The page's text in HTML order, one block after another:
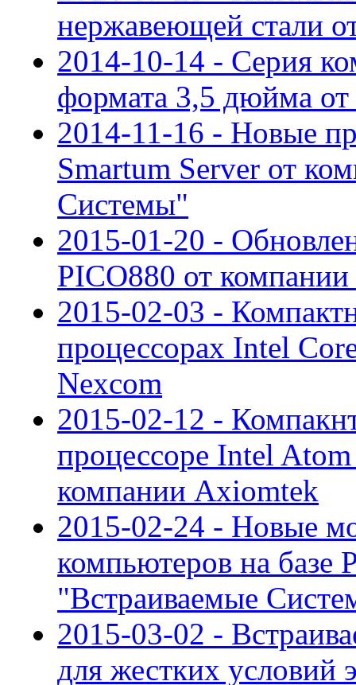
нержавеющей стали
2014-10-14 - Серия
формата 3,5 дюйма
2014-11-16 - Новые
Smartum Server от
Системы"
2015-01-20 -
PICO880 от
2015-02-03 -
процессорах Intel
Nexcom
2015-02-12 -
процессоре Intel
компании Axiomtek
2015-02-24 - Новые
компьютеров на базе
"Встраиваемые
2015-03-02 -
для жестких условий